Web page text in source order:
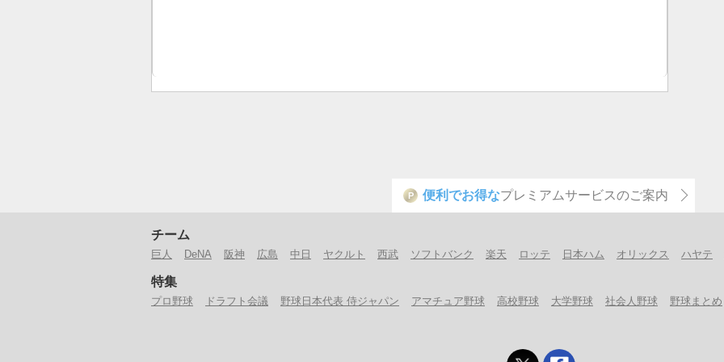
P 便利でお得なプレミアムサービスのご案内
チーム
巨人 DeNA 阪神 広島 中日 ヤクルト 西武 ソフトバンク 楽天 ロッテ 日本ハム オリックス ハヤテ
特集
プロ野球 ドラフト会議 野球日本代表 侍ジャパン アマチュア野球 高校野球 大学野球 社会人野球 野球まとめ